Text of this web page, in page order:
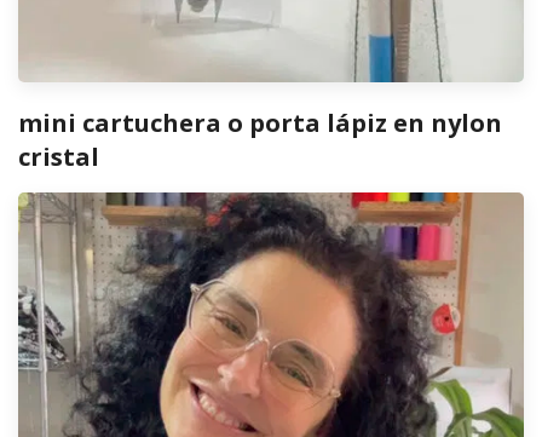
mini cartuchera o porta lápiz en nylon
cristal